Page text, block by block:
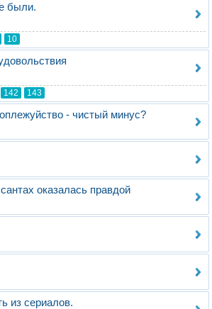
были.
10
142 143
- чистый минус?⁠
оказалась правдой
из сериалов.